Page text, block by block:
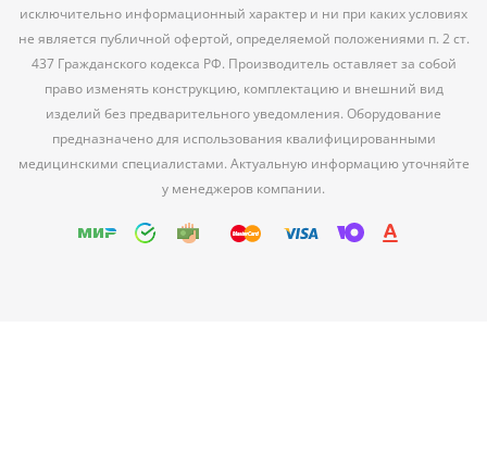
исключительно информационный характер и ни при каких условиях
не является публичной офертой, определяемой положениями п. 2 ст.
437 Гражданского кодекса РФ. Производитель оставляет за собой
право изменять конструкцию, комплектацию и внешний вид
изделий без предварительного уведомления. Оборудование
предназначено для использования квалифицированными
медицинскими специалистами. Актуальную информацию уточняйте
у менеджеров компании.